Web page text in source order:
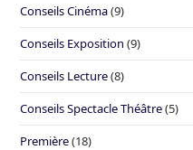
Conseils Cinéma(9)
Conseils Exposition (9)
Conseils Lecture(8)
Conseils Spectacle Théâtre(5)
Première(18)